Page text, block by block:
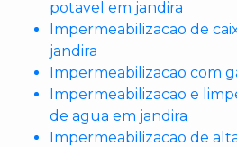
potavel em jandira
Impermeabilizacao de
jandira
Impermeabilizacao com
Impermeabilizacao e
de agua em jandira
Impermeabilizacao de